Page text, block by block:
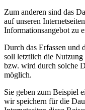
Zum anderen sind das
auf unseren
Informationsangebot zu
Durch das Erfassen und
soll letztlich die Nutzung
bzw. wird durch solche
möglich.
Sie geben zum Beispiel
wir speichern für die